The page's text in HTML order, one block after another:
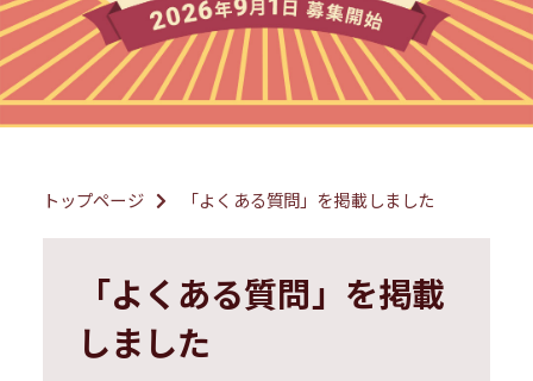
トップページ 「よくある質問」を掲載しました
「よくある質問」を掲載
しました